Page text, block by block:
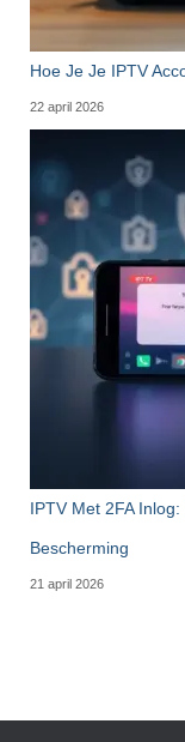
Hoe Je Je IPTV
22 april 2026
IPTV Met 2FA
Bescherming
21 april 2026